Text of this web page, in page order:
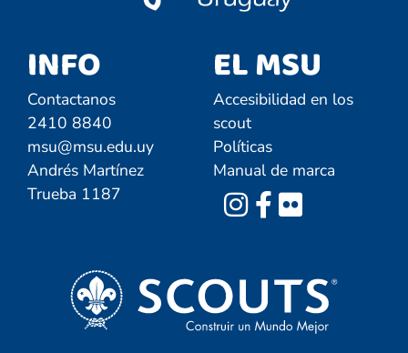
EL MSU
Accesibilidad en los
scout
Políticas
Manual de marca
INFO
Contactanos
2410 8840
msu@msu.edu.uy
Andrés Martínez
Trueba 1187